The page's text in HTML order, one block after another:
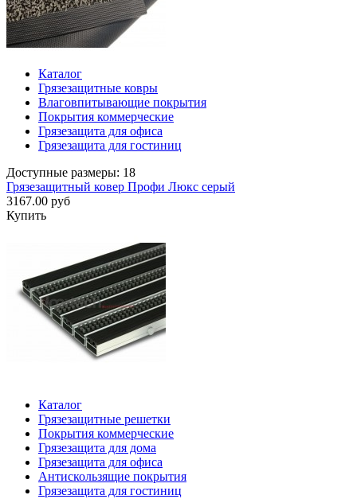
Каталог
Грязезащитные ковры
Влаговпитывающие покрытия
Покрытия коммерческие
Грязезащита для офиса
Грязезащита для гостиниц
Доступные размеры: 18
Грязезащитный ковер Профи Люкс серый
3167.00 руб
Купить
Каталог
Грязезащитные решетки
Покрытия коммерческие
Грязезащита для дома
Грязезащита для офиса
Антискользящие покрытия
Грязезащита для гостиниц